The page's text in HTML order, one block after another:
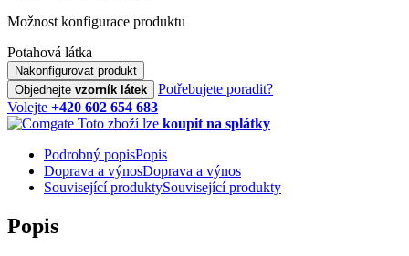
Možnost konfigurace produktu
Potahová látka
Nakonfigurovat produkt
Objednejte vzorník látek
Potřebujete poradit?
Volejte +420 602 654 683
Toto zboží lze koupit na splátky
Podrobný popisPopis
Doprava a výnosDoprava a výnos
Související produktySouvisející produkty
Popis